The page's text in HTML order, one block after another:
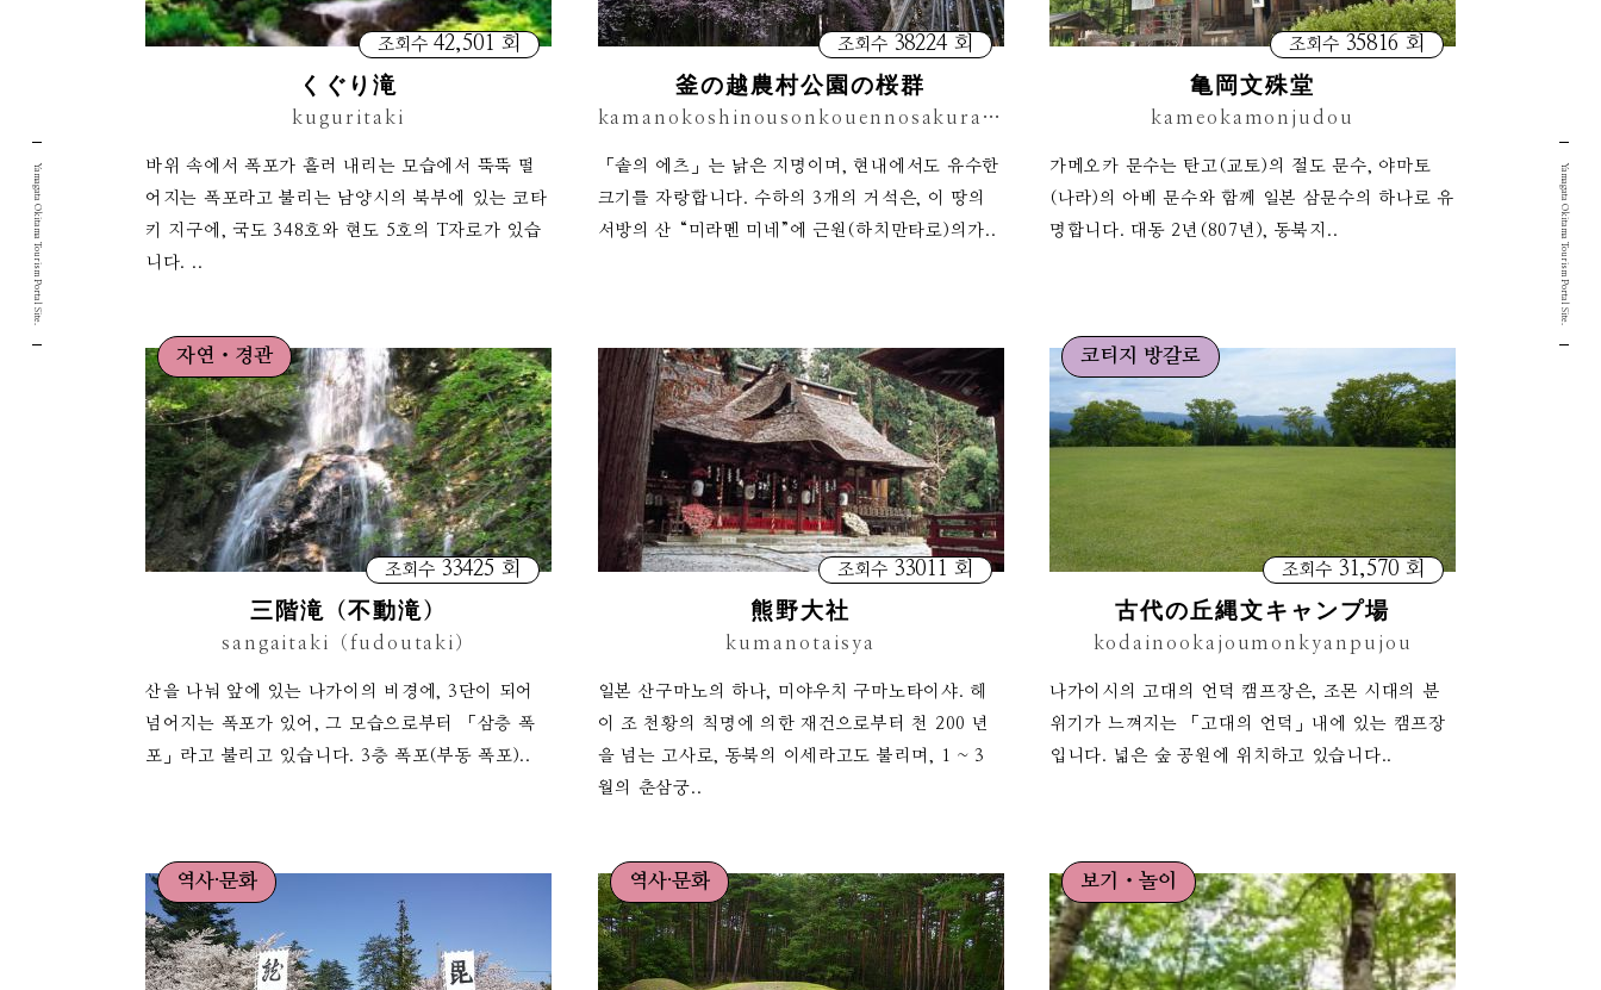
조회수 42,501 회
くぐり滝
kuguritaki
바위 속에서 폭포가 흘러 내리는 모습에서 뚝뚝 떨
어지는 폭포라고 불리는 남양시의 북부에 있는 코타
키 지구에, 국도 348호와 현도 5호의 T자로가 있습
니다. ..
조회수38224 회
釜の越農村公園の桜群
kamanokoshinousonkouennosakuragun
「솥의 에츠」는 낡은 지명이며, 현내에서도 유수한
크기를 자랑합니다. 수하의 3개의 거석은, 이 땅의
서방의 산 “미라멘 미네”에 근원(하치만타로)의가..
조회수 35816 회
亀岡文殊堂
kameokamonjudou
가메오카 문수는 탄고(교토)의 절도 문수, 야마토
(나라)의 아베 문수와 함께 일본 삼문수의 하나로 유
명합니다. 대동 2년(807년), 동북지..
자연・경관
조회수 33425 회
三階滝（不動滝）
sangaitaki（fudoutaki）
산을 나눠 앞에 있는 나가이의 비경에, 3단이 되어
넘어지는 폭포가 있어, 그 모습으로부터 「삼층 폭
포」라고 불리고 있습니다. 3층 폭포(부동 폭포)..
조회수33011 회
熊野大社
kumanotaisya
일본 산구마노의 하나, 미야우치 구마노타이샤. 헤
이 조 천황의 칙명에 의한 재건으로부터 천 200 년
을 넘는 고사로, 동북의 이세라고도 불리며, 1 ~ 3
월의 춘삼궁..
코티지 방갈로
조회수 31,570 회
古代の丘縄文キャンプ場
kodainookajoumonkyanpujou
나가이시의 고대의 언덕 캠프장은, 조몬 시대의 분
위기가 느껴지는 「고대의 언덕」내에 있는 캠프장
입니다. 넓은 숲 공원에 위치하고 있습니다..
역사·문화 역사·문화 보기・놀이
Yamagata Okitama Tourism Portal Site. Yamagata Okitama Tourism Portal Site.